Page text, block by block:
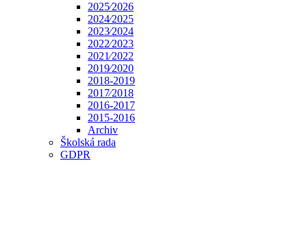
2025⁄2026
2024⁄2025
2023⁄2024
2022⁄2023
2021⁄2022
2019⁄2020
2018-2019
2017⁄2018
2016-2017
2015-2016
Archiv
Školská rada
GDPR